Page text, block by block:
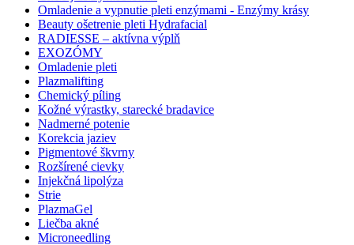
Omladenie a vypnutie pleti enzýmami - Enzýmy krásy
Beauty ošetrenie pleti Hydrafacial
RADIESSE – aktívna výplň
EXOZÓMY
Omladenie pleti
Plazmalifting
Chemický píling
Kožné výrastky, starecké bradavice
Nadmerné potenie
Korekcia jaziev
Pigmentové škvrny
Rozšírené cievky
Injekčná lipolýza
Strie
PlazmaGel
Liečba akné
Microneedling